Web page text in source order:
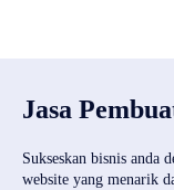
Jasa
Sukseskan bisnis anda
website yang menarik